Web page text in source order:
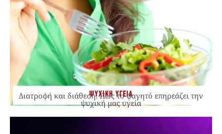
ΨΥΧΙΚΗ ΥΓΕΙΑ
Διατροφή και διάθεση: Πώς το φαγητό επηρεάζει την
ψυχική μας υγεία